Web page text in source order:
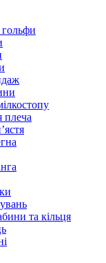
гольфи
плеча
та кільця